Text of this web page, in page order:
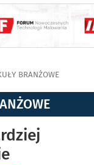
BRANŻOWE